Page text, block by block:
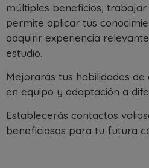
múltiples beneficios,
permite aplicar tus
adquirir experiencia
estudio.
Mejorarás tus habilidades
en equipo y adaptación a
Establecerás contactos
beneficiosos para tu futura